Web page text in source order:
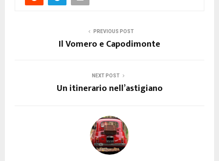
PREVIOUS POST
Il Vomero e Capodimonte
NEXT POST
Un itinerario nell’astigiano